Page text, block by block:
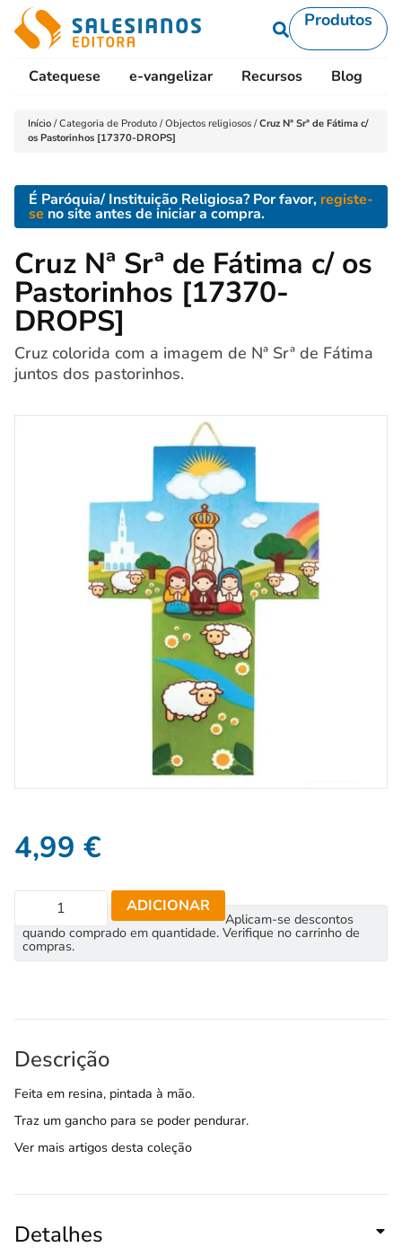
Produtos
Catequese e-vangelizar Recursos Blog
Início /Categoria de Produto /Objectos religiosos /Cruz Nª Srª de Fátima c/
os Pastorinhos [17370-DROPS]
É Paróquia/ Instituição Religiosa? Por favor, registe-
se no site antes de iniciar a compra.
Cruz Nª Srª de Fátima c/ os
Pastorinhos [17370-
DROPS]
Cruz colorida com a imagem de Nª Srª de Fátima
juntos dos pastorinhos.
4,99 €
ADICIONAR
Aplicam-se descontos
quando comprado em quantidade. Verifique no carrinho de
compras.
Descrição
Feita em resina, pintada à mão.
Traz um gancho para se poder pendurar.
Ver mais artigos desta coleção
Detalhes